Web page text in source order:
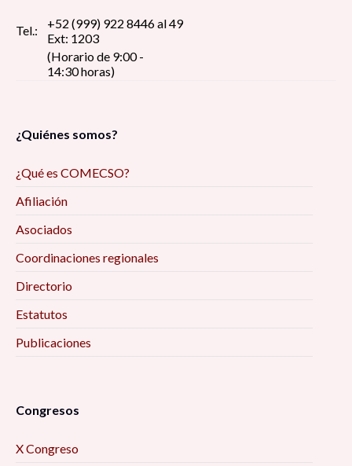
Tel.:
+52 (999) 922 8446 al 49
Ext: 1203
(Horario de 9:00 -
14:30 horas)
¿Quiénes somos?
¿Qué es COMECSO?
Afiliación
Asociados
Coordinaciones regionales
Directorio
Estatutos
Publicaciones
Congresos
X Congreso